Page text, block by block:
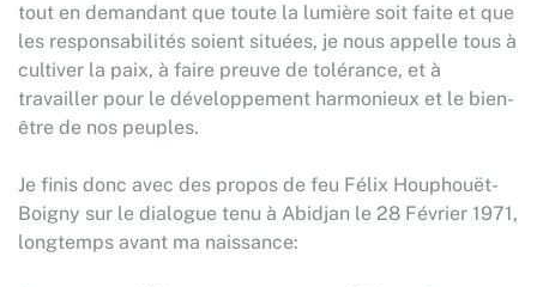
tout en demandant que toute la lumière soit faite et que
les responsabilités soient situées, je nous appelle tous à
cultiver la paix, à faire preuve de tolérance, et à
travailler pour le développement harmonieux et le bien-
être de nos peuples.
Je finis donc avec des propos de feu Félix Houphouët-
Boigny sur le dialogue tenu à Abidjan le 28 Février 1971,
longtemps avant ma naissance: